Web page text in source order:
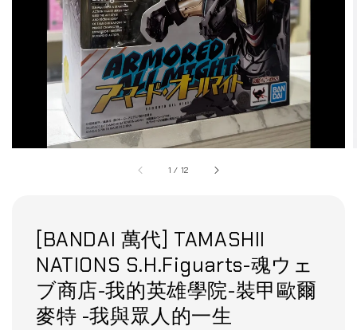
1 / 12
[BANDAI 萬代] TAMASHII
NATIONS S.H.Figuarts-魂ウェ
ブ商店-我的英雄學院-裝甲歐爾
麥特 -我與眾人的一生